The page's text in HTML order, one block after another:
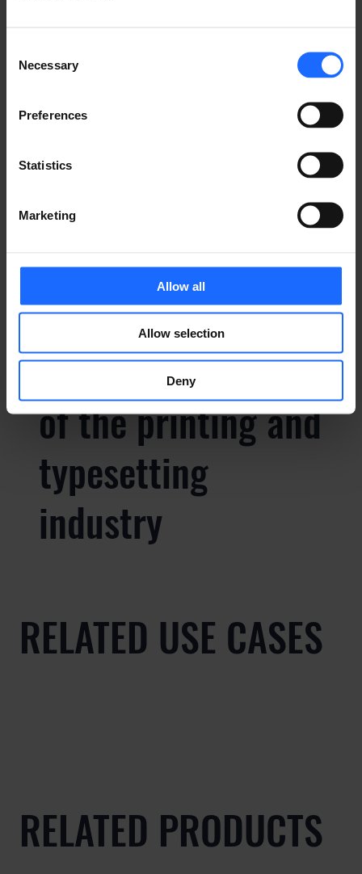
Selection
Necessary
Preferences
Statistics
Marketing
Allow all
Allow selection
Deny
simply dummy text
of the printing and
typesetting
Lorem Ipsum is
simply dummy text
of the printing and
typesetting
industry
RELATED USE CASES
RELATED PRODUCTS